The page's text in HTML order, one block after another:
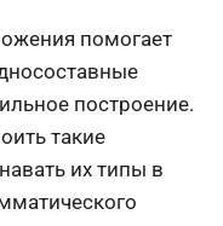
помогает
построение.
такие
их типы в